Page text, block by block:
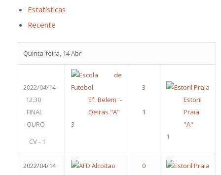
Estatísticas
Recente
Quinta-feira, 14 Abr
2022/04/14
12:30
FINAL
OURO
CV - 1
Ef Belem -
Oeiras "A"
3
Estoril
Praia
"A"
1
2022/04/14